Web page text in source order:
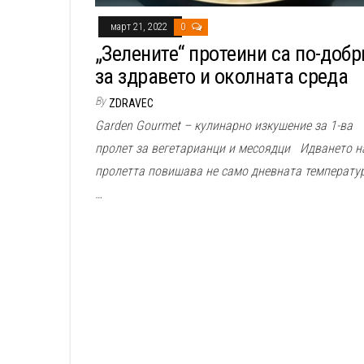
март 21, 2022 0
„Зелените“ протеини са по-
за здравето и околната среда
By ZDRAVEC
Garden Gourmеt – кулинарно изкушение за 1-ва
пролет за вегетарианци и месоядци Идването
пролетта повишава не само дневната
…